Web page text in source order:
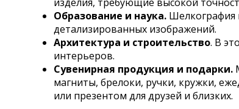
Образование и наука. Шелкография
детализированных изображений.
Архитектура и строительство. В
интерьеров.
Сувенирная продукция и подарки.
магниты, брелоки, ручки, кружки,
или презентом для друзей и близких.